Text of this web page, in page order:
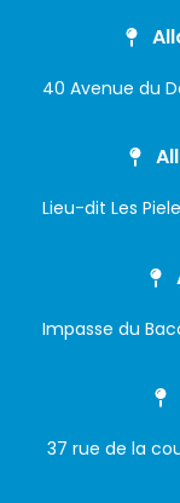
40 Avenue du
Lieu-dit Les
Impasse du
37 rue de la